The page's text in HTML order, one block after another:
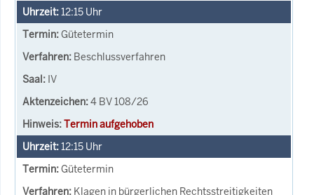
12:15 Uhr
Gütetermin
Beschlussverfahren
IV
4 BV 108/26
Termin aufgehoben
12:15 Uhr
Gütetermin
Klagen in bürgerlichen Rechtsstreitigkeiten